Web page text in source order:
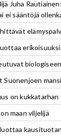
Juha
ei sääntöjä
Suonenjoen
on
maan viljelijä
luottaa